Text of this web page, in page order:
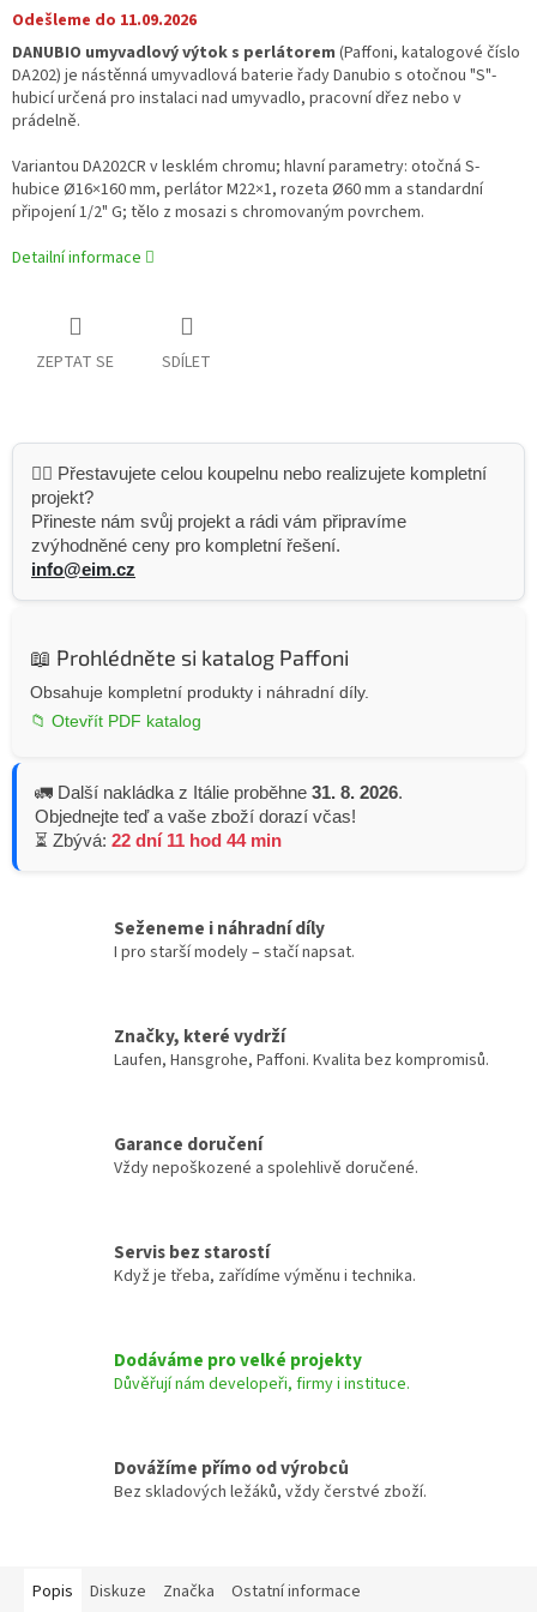
Odešleme do 11.09.2026
DANUBIO umyvadlový výtok s perlátorem (Paffoni, katalogové číslo
DA202) je nástěnná umyvadlová baterie řady Danubio s otočnou "S"-
hubicí určená pro instalaci nad umyvadlo, pracovní dřez nebo v
prádelně.
Variantou DA202CR v lesklém chromu; hlavní parametry: otočná S-
hubice Ø16×160 mm, perlátor M22×1, rozeta Ø60 mm a standardní
připojení 1/2" G; tělo z mosazi s chromovaným povrchem.
Detailní informace
ZEPTAT SE SDÍLET
👷‍♂️ Přestavujete celou koupelnu nebo realizujete kompletní
projekt?
Přineste nám svůj projekt a rádi vám připravíme
zvýhodněné ceny pro kompletní řešení.
info@eim.cz
📖 Prohlédněte si katalog Paffoni
Obsahuje kompletní produkty i náhradní díly.
📁 Otevřít PDF katalog
🚛 Další nakládka z Itálie proběhne 31. 8. 2026.
Objednejte teď a vaše zboží dorazí včas!
⏳ Zbývá: 22 dní 11 hod 44 min
Seženeme i náhradní díly
I pro starší modely – stačí napsat.
Značky, které vydrží
Laufen, Hansgrohe, Paffoni. Kvalita bez kompromisů.
Garance doručení
Vždy nepoškozené a spolehlivě doručené.
Servis bez starostí
Když je třeba, zařídíme výměnu i technika.
Dodáváme pro velké projekty
Důvěřují nám developeři, firmy i instituce.
Dovážíme přímo od výrobců
Bez skladových ležáků, vždy čerstvé zboží.
Popis Diskuze Značka Ostatní informace